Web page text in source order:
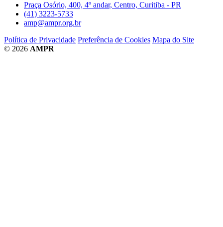
Praça Osório, 400, 4º andar, Centro, Curitiba - PR
(41) 3223-5733
amp@ampr.org.br
Política de Privacidade Preferência de Cookies Mapa do Site
© 2026 AMPR